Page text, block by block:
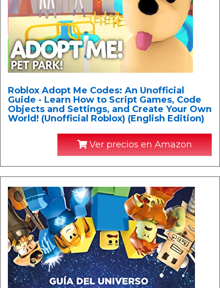
Roblox Adopt Me Codes: An Unofficial
Guide - Learn How to Script Games, Code
Objects and Settings, and Create Your Own
World! (Unofficial Roblox) (English Edition)
Ver precios en Amazon